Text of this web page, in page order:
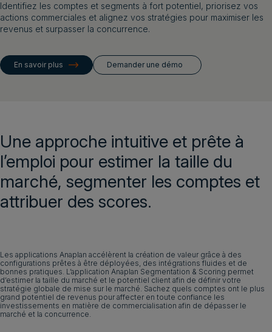
Société
Demander une démo
Demander une démo Français
Identifiez les comptes et segments à fort potentiel, priorisez vos
actions commerciales et alignez vos stratégies pour maximiser les
revenus et surpasser la concurrence.
En savoir plus Demander une démo
Une approche intuitive et prête à
l’emploi pour estimer la taille du
marché, segmenter les comptes et
attribuer des scores.
Les applications Anaplan accélèrent la création de valeur grâce à des
configurations prêtes à être déployées, des intégrations fluides et de
bonnes pratiques. L’application Anaplan Segmentation & Scoring permet
d’estimer la taille du marché et le potentiel client afin de définir votre
stratégie globale de mise sur le marché. Sachez quels comptes ont le plus
grand potentiel de revenus pour affecter en toute confiance les
investissements en matière de commercialisation afin de dépasser le
marché et la concurrence.